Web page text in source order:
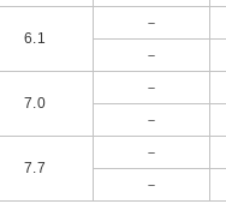
6.1
－
－
7.0
－
－
7.7
－
－